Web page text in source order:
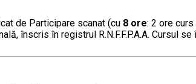
de Participare scanat (cu 8 ore: 2 ore
înscris în registrul R.N.F.F.P.A.A.